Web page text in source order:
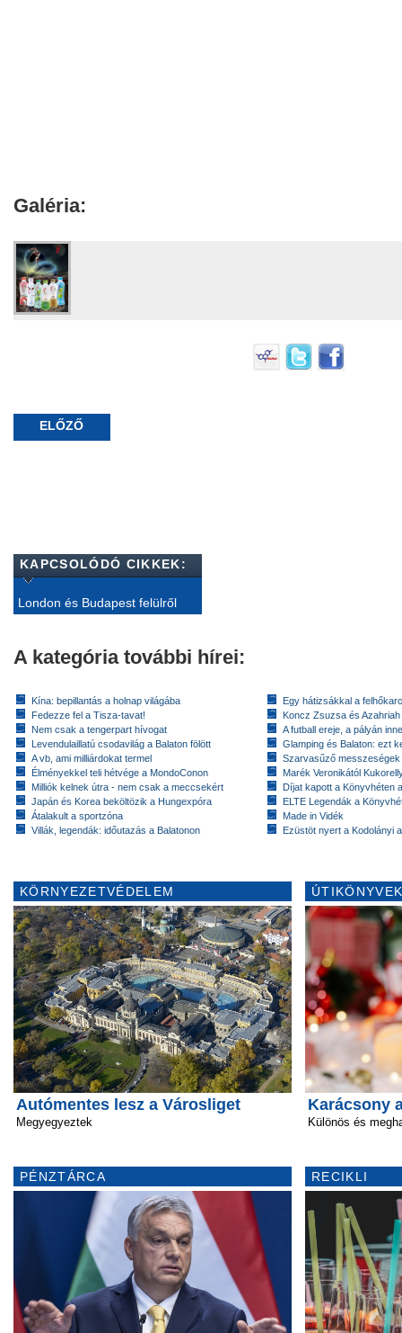
Galéria:
ELŐZŐ
KAPCSOLÓDÓ CIKKEK:
London és Budapest felülről
A kategória további hírei:
Kína: bepillantás a holnap világába
Fedezze fel a Tisza-tavat!
Nem csak a tengerpart hívogat
Levendulaillatú csodavilág a Balaton fölött
A vb, ami milliárdokat termel
Élményekkel teli hétvége a MondoConon
Milliók kelnek útra - nem csak a meccsekért
Japán és Korea beköltözik a Hungexpóra
Átalakult a sportzóna
Villák, legendák: időutazás a Balatonon
Egy hátizsákkal a
Koncz Zsuzsa és
A futball ereje, a pályán
Glamping és Balaton: ezt
Szarvasűző messzeségek
Marék Veronikától
Díjat kapott a Könyvhéten
ELTE Legendák a
Made in Vidék
Ezüstöt nyert a Kodolányi
KÖRNYEZETVÉDELEM
Autómentes lesz a Városliget
Megyegyeztek
PÉNZTÁRCA
Karácsony
Különös és
RECIKLI